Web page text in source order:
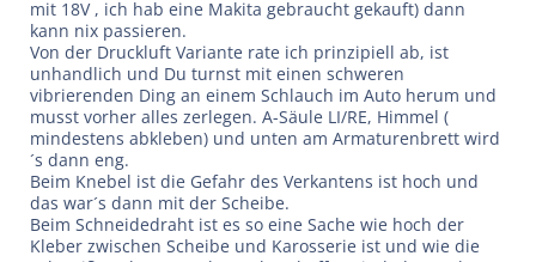
mit 18V , ich hab eine Makita gebraucht gekauft) dann
kann nix passieren.
Von der Druckluft Variante rate ich prinzipiell ab, ist
unhandlich und Du turnst mit einen schweren
vibrierenden Ding an einem Schlauch im Auto herum und
musst vorher alles zerlegen. A-Säule LI/RE, Himmel (
mindestens abkleben) und unten am Armaturenbrett wird
´s dann eng.
Beim Knebel ist die Gefahr des Verkantens ist hoch und
das war´s dann mit der Scheibe.
Beim Schneidedraht ist es so eine Sache wie hoch der
Kleber zwischen Scheibe und Karosserie ist und wie die